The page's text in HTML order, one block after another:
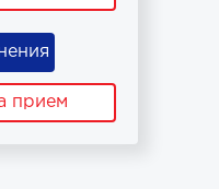
прием